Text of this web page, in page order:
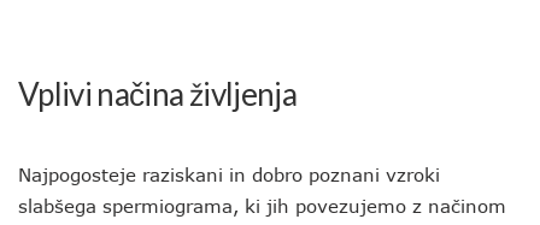
Vplivi načina življenja
Najpogosteje raziskani in dobro poznani vzroki
slabšega spermiograma, ki jih povezujemo z načinom